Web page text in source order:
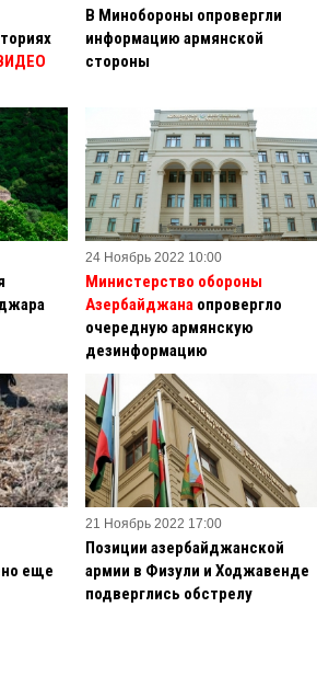
В Минобороны опровергли
информацию армянской
стороны
24 Ноябрь 2022 10:00
Министерство обороны
Азербайджана опровергло
очередную армянскую
дезинформацию
еще
21 Ноябрь 2022 17:00
Позиции азербайджанской
армии в Физули и Ходжавенде
подверглись обстрелу